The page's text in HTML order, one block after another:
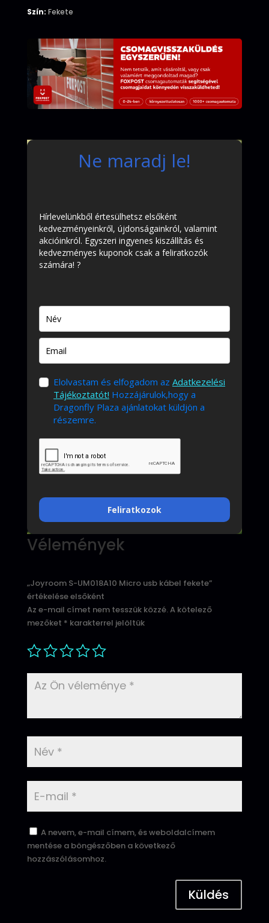
Szín: Fekete
Ne maradj le!
Hírlevelünkből értesülhetsz elsőként
kedvezményeinkről, újdonságainkról, valamint
akcióinkról. Egyszeri ingyenes kiszállítás és
kedvezményes kuponok csak a feliratkozók
számára! ?
Elolvastam és elfogadom az Adatkezelési
Tájékoztatót! Hozzájárulok,hogy a
Dragonfly Plaza ajánlatokat küldjön a
részemre.
Feliratkozok
Vélemények
„Joyroom S-UM018A10 Micro usb kábel fekete”
értékelése elsőként
Az e-mail címet nem tesszük közzé.A kötelező
mezőket * karakterrel jelöltük
A nevem, e-mail címem, és weboldalcímem
mentése a böngészőben a következő
hozzászólásomhoz.
Küldés